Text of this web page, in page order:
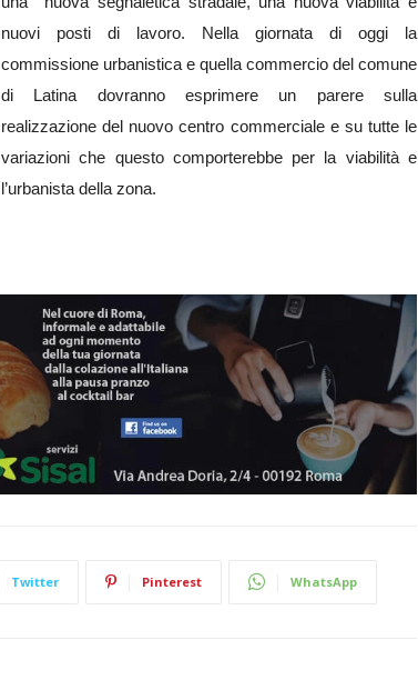
nuovi posti di lavoro. Nella giornata di oggi la
commissione urbanistica e quella commercio del comune
di Latina dovranno esprimere un parere sulla
realizzazione del nuovo centro commerciale e su tutte le
variazioni che questo comporterebbe per la viabilità e
l’urbanista della zona.
Twitter Pinterest WhatsApp